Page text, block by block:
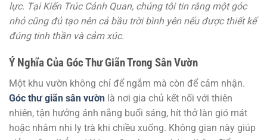
lực. Tại Kiến Trúc Cảnh Quan, chúng tôi tin rằng một góc
nhỏ cũng đủ tạo nên cả bầu trời bình yên nếu được thiết kế
đúng tinh thần và cảm xúc.
Ý Nghĩa Của Góc Thư Giãn Trong Sân Vườn
Một khu vườn không chỉ để ngắm mà còn để cảm nhận.
Góc thư giãn sân vườn là nơi gia chủ kết nối với thiên
nhiên, tận hưởng ánh nắng buổi sáng, hít thở làn gió mát
hoặc nhâm nhi ly trà khi chiều xuống. Không gian này giúp